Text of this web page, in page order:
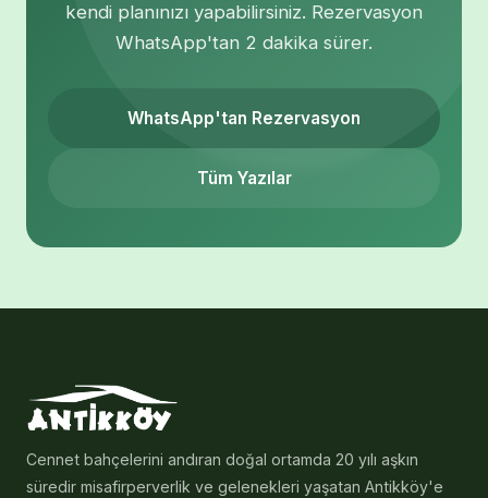
kendi planınızı yapabilirsiniz. Rezervasyon
WhatsApp'tan 2 dakika sürer.
WhatsApp'tan Rezervasyon
Tüm Yazılar
Cennet bahçelerini andıran doğal ortamda 20 yılı aşkın
süredir misafirperverlik ve gelenekleri yaşatan Antikköy'e